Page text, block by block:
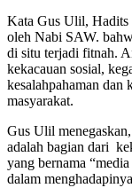
Kata Gus Ulil, Hadits
oleh Nabi SAW.
di situ terjadi fitnah.
kekacauan sosial,
kesalahpahaman dan
masyarakat.
Gus Ulil
adalah bagian dari
yang bernama
dalam